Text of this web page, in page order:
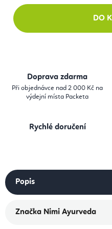
DO
Doprava zdarma
Při objednávce nad 2 000 Kč na
výdejní místa Packeta
Rychlé doručení
Popis
Značka Nimi Ayurveda